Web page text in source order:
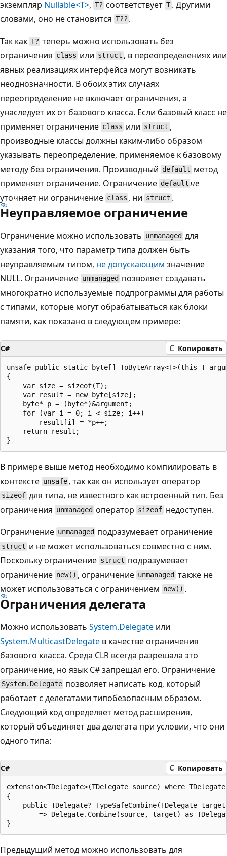
экземпляр Nullable<T>, T? соответствуетT. Другими
словами, оно не становится T?? .
Так как T? теперь можно использовать без
ограничения class или struct , в переопределениях или
явных реализациях интерфейса могут возникать
неоднозначности. В обоих этих случаях
переопределение не включает ограничения, а
унаследует их от базового класса. Если базовый класс не
применяет ограничение class или struct ,
производные классы должны каким-либо образом
указывать переопределение, применяемое к базовому
методу без ограничения. Производный default метод
применяет ограничение. Ограничение default не
уточняет ни ограничение class , ни struct .
Неуправляемое ограничение
Ограничение можно использовать unmanaged для
указания того, что параметр типа должен быть
неуправляемым типом, не допускающим значение
NULL. Ограничение unmanaged позволяет создавать
многократно используемые подпрограммы для работы
с типами, которые могут обрабатываться как блоки
памяти, как показано в следующем примере:
C# Копировать
unsafe public static byte[] ToByteArray<T>(this T
{
    var size = sizeof(T);
    var result = new byte[size];
    byte* p = (byte*)&argument;
    for (var i = 0; i < size; i++)
        result[i] = *p++;
    return result;
В примере выше метод необходимо компилировать в
контексте unsafe , так как он использует оператор
sizeof для типа, не известного как встроенный тип. Без
ограничения unmanaged оператор sizeof недоступен.
Ограничение unmanaged подразумевает ограничение
struct и не может использоваться совместно с ним.
Поскольку ограничение struct подразумевает
ограничение new() , ограничение unmanaged также не
может использоваться с ограничением new() .
Ограничения делегата
Можно использовать System.Delegate или
System.MulticastDelegate в качестве ограничения
базового класса. Среда CLR всегда разрешала это
ограничение, но язык C# запрещал его. Ограничение
System.Delegate позволяет написать код, который
работает с делегатами типобезопасным образом.
Следующий код определяет метод расширения,
который объединяет два делегата при условии, что они
одного типа:
C# Копировать
extension<TDelegate>(TDelegate source) where
{
public TDelegate? TypeSafeCombine(TDelegate
=> Delegate.Combine(source, target) as
Предыдущий метод можно использовать для